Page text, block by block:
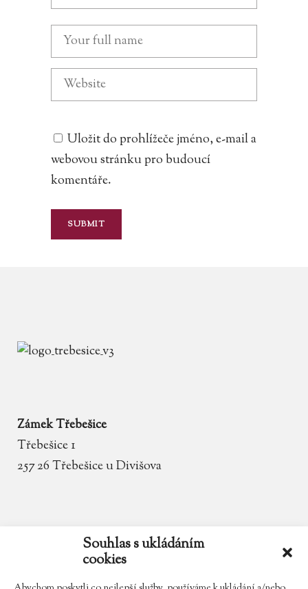
Souhlas s ukládáním
cookies
Uložit do prohlížeče jméno, e-mail a
webovou stránku pro budoucí
komentáře.
Zámek Třebešice
Třebešice 1
257 26 Třebešice u Divišova
zamek.trebesice@volny.cz
602 354 467